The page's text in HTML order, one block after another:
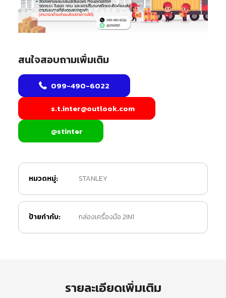
สนใจสอบถามเพิ่มเติม
099-490-6022
s.t.inter@outlook.com
@stinter
หมวดหมู่: STANLEY
ป้ายกำกับ: กล่องเครื่องมือ 2IN1
รายละเอียดเพิ่มเติม